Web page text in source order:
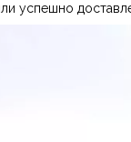
успешно